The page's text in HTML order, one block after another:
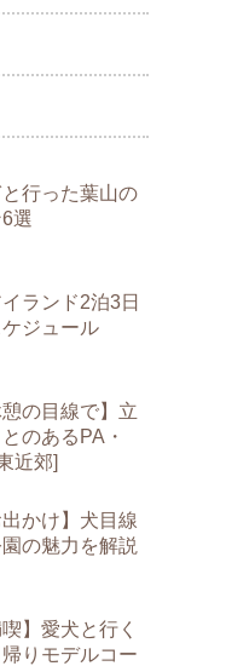
行った葉山の
選
ランド2泊3日
ジュール
憩の目線で】立
のあるPA・
近郊]
出かけ】犬目線
の魅力を解説
喫】愛犬と行く
りモデルコー